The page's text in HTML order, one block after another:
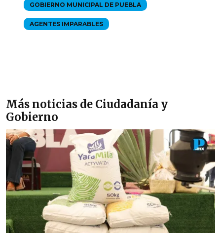
GOBIERNO MUNICIPAL DE PUEBLA
AGENTES IMPARABLES
Más noticias de Ciudadanía y
Gobierno